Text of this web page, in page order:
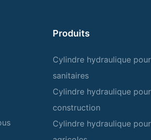
Produits
Cylindre hydraulique
sanitaires
Cylindre hydraulique
construction
Cylindre hydraulique